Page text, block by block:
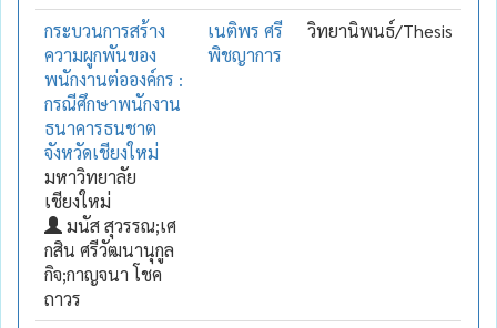
กระบวนการสร้าง
ความผูกพันของ
พนักงานต่อองค์กร :
กรณีศึกษาพนักงาน
ธนาคารธนชาต
จังหวัดเชียงใหม่
มหาวิทยาลัย
เชียงใหม่
มนัส สุวรรณ;เศ
กสิน ศรีวัฒนานุกูล
กิจ;กาญจนา โชค
ถาวร
เนติพร ศรี
พิชญาการ
วิทยานิพนธ์/Thesis